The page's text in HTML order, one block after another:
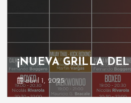
GRILLA GIMNASIO
octubre 30, 2024